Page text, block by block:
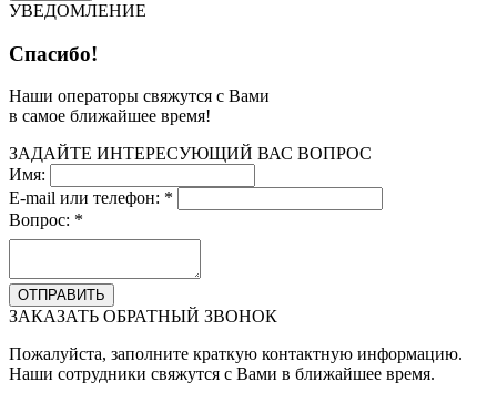
УВЕДОМЛЕНИЕ
Спасибо!
Наши операторы свяжутся с Вами
в самое ближайшее время!
ЗАДАЙТЕ ИНТЕРЕСУЮЩИЙ ВАС ВОПРОС
Имя:
E-mail или телефон: *
Вопрос: *
ЗАКАЗАТЬ ОБРАТНЫЙ ЗВОНОК
Пожалуйста, заполните краткую контактную информацию.
Наши сотрудники свяжутся с Вами в ближайшее время.